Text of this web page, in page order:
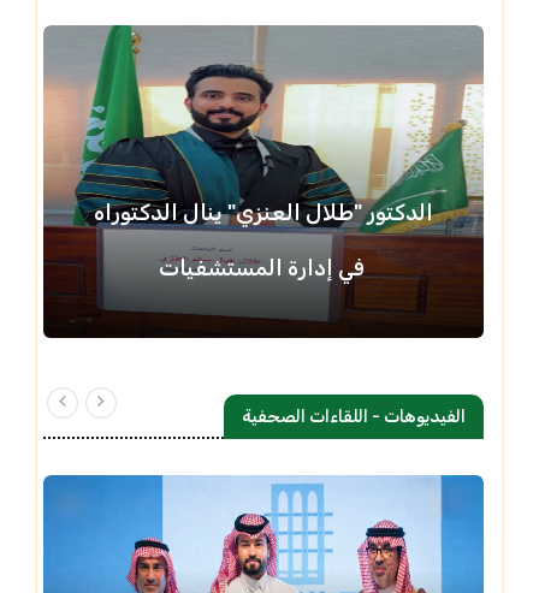
الدكتور "طلال العنزي" ينال الدكتوراه
في إدارة المستشفيات
الفيديوهات - اللقاءات الصحفية